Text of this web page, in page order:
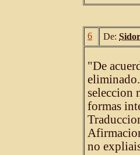
6 De:
"De
seleccion
formas
no